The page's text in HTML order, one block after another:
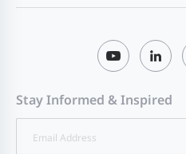
Stay Informed & Inspired